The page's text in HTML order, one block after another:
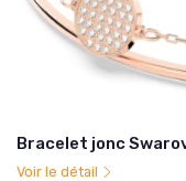
Bracelet jonc
Voir le détail